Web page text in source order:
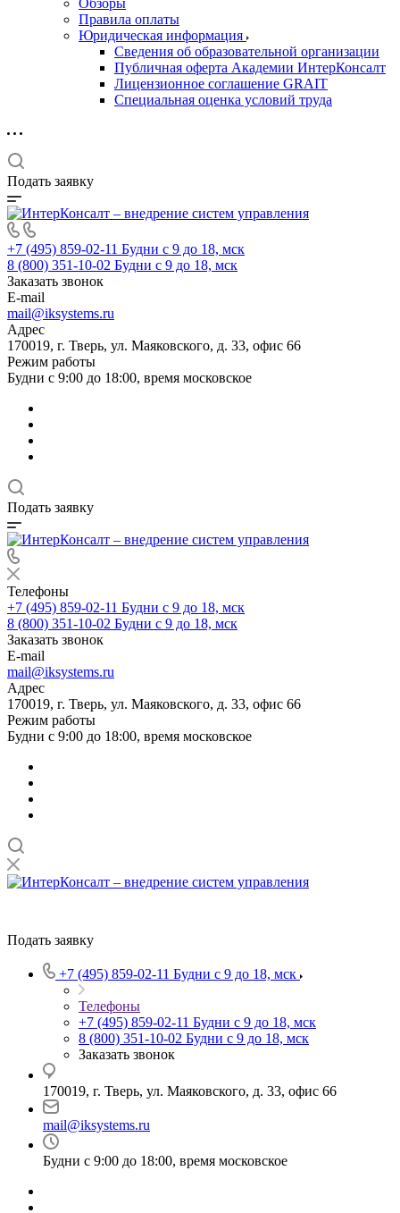
Обзоры
Правила оплаты
Юридическая информация
Сведения об образовательной организации
Публичная оферта Академии ИнтерКонсалт
Лицензионное соглашение GRAIT
Специальная оценка условий труда
Подать заявку
+7 (495) 859-02-11 Будни с 9 до 18, мск
8 (800) 351-10-02 Будни с 9 до 18, мск
Заказать звонок
E-mail
mail@iksystems.ru
Адрес
170019, г. Тверь, ул. Маяковского, д. 33, офис 66
Режим работы
Будни с 9:00 до 18:00, время московское
Подать заявку
Телефоны
+7 (495) 859-02-11 Будни с 9 до 18, мск
8 (800) 351-10-02 Будни с 9 до 18, мск
Заказать звонок
E-mail
mail@iksystems.ru
Адрес
170019, г. Тверь, ул. Маяковского, д. 33, офис 66
Режим работы
Будни с 9:00 до 18:00, время московское
Подать заявку
+7 (495) 859-02-11 Будни с 9 до 18, мск
Телефоны
+7 (495) 859-02-11 Будни с 9 до 18, мск
8 (800) 351-10-02 Будни с 9 до 18, мск
Заказать звонок
170019, г. Тверь, ул. Маяковского, д. 33, офис 66
mail@iksystems.ru
Будни с 9:00 до 18:00, время московское